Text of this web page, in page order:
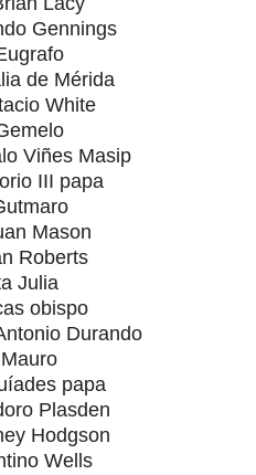
Gennings
de Mérida
White
Viñes Masip
III papa
Mason
Roberts
Julia
obispo
Durando
papa
Plasden
Hodgson
Wells